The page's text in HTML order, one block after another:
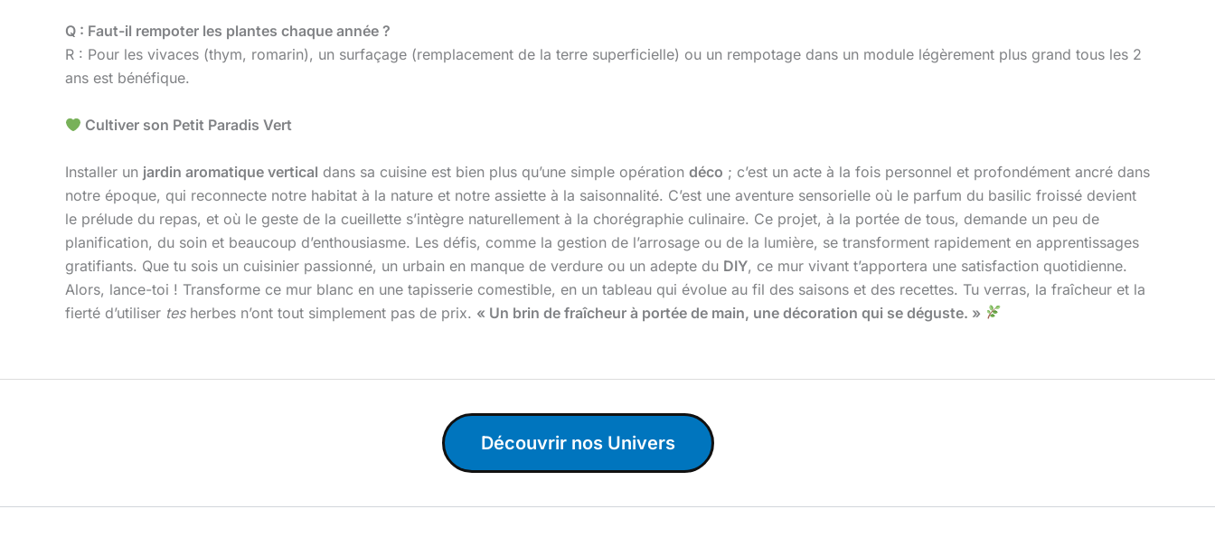
Q : Faut-il rempoter les plantes chaque année ?
R : Pour les vivaces (thym, romarin), un surfaçage (remplacement de la terre superficielle) ou un rempotage dans un module légèrement plus grand tous les 2
ans est bénéfique.
Cultiver son Petit Paradis Vert
Installer un jardin aromatique vertical dans sa cuisine est bien plus qu’une simple opération déco ; c’est un acte à la fois personnel et profondément ancré dans
notre époque, qui reconnecte notre habitat à la nature et notre assiette à la saisonnalité. C’est une aventure sensorielle où le parfum du basilic froissé devient
le prélude du repas, et où le geste de la cueillette s’intègre naturellement à la chorégraphie culinaire. Ce projet, à la portée de tous, demande un peu de
planification, du soin et beaucoup d’enthousiasme. Les défis, comme la gestion de l’arrosage ou de la lumière, se transforment rapidement en apprentissages
gratifiants. Que tu sois un cuisinier passionné, un urbain en manque de verdure ou un adepte du DIY, ce mur vivant t’apportera une satisfaction quotidienne.
Alors, lance-toi ! Transforme ce mur blanc en une tapisserie comestible, en un tableau qui évolue au fil des saisons et des recettes. Tu verras, la fraîcheur et la
fierté d’utiliser tesherbes n’ont tout simplement pas de prix. « Un brin de fraîcheur à portée de main, une décoration qui se déguste. »
Découvrir nos Univers